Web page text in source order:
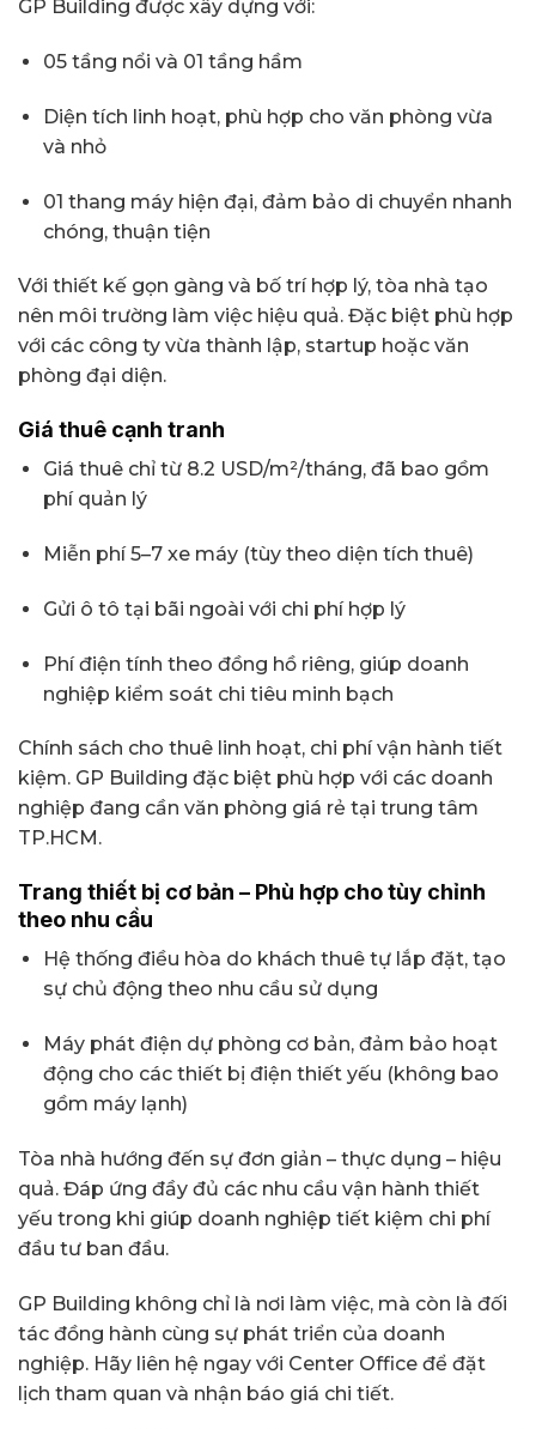
GP Building được xây dựng với:
05 tầng nổi và 01 tầng hầm
Diện tích linh hoạt, phù hợp cho văn phòng vừa
và nhỏ
01 thang máy hiện đại, đảm bảo di chuyển nhanh
chóng, thuận tiện
Với thiết kế gọn gàng và bố trí hợp lý, tòa nhà tạo
nên môi trường làm việc hiệu quả. Đặc biệt phù hợp
với các công ty vừa thành lập, startup hoặc văn
phòng đại diện.
Giá thuê cạnh tranh
Giá thuê chỉ từ 8.2 USD/m²/tháng, đã bao gồm
phí quản lý
Miễn phí 5–7 xe máy (tùy theo diện tích thuê)
Gửi ô tô tại bãi ngoài với chi phí hợp lý
Phí điện tính theo đồng hồ riêng, giúp doanh
nghiệp kiểm soát chi tiêu minh bạch
Chính sách cho thuê linh hoạt, chi phí vận hành tiết
kiệm. GP Building đặc biệt phù hợp với các doanh
nghiệp đang cần văn phòng giá rẻ tại trung tâm
TP.HCM.
Trang thiết bị cơ bản – Phù hợp cho tùy chỉnh
theo nhu cầu
Hệ thống điều hòa do khách thuê tự lắp đặt, tạo
sự chủ động theo nhu cầu sử dụng
Máy phát điện dự phòng cơ bản, đảm bảo hoạt
động cho các thiết bị điện thiết yếu (không bao
gồm máy lạnh)
Tòa nhà hướng đến sự đơn giản – thực dụng – hiệu
quả. Đáp ứng đầy đủ các nhu cầu vận hành thiết
yếu trong khi giúp doanh nghiệp tiết kiệm chi phí
đầu tư ban đầu.
GP Building không chỉ là nơi làm việc, mà còn là đối
tác đồng hành cùng sự phát triển của doanh
nghiệp. Hãy liên hệ ngay với Center Office để đặt
lịch tham quan và nhận báo giá chi tiết.